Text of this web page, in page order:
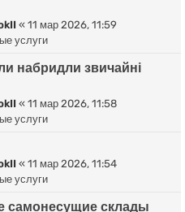
« 11 мар 2026, 11:59
услуги
набридли звичайні
« 11 мар 2026, 11:58
услуги
« 11 мар 2026, 11:54
услуги
самонесущие склады